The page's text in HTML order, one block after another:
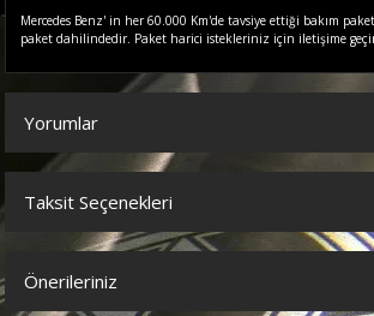
Mercedes Benz' in her 60.000 Km'de tavsiye ettiği bakım
paket dahilindedir. Paket harici istekleriniz için iletişime
Yorumlar
Bu ürüne ilk yorumu siz yapın!
Taksit Seçenekleri
Önerileriniz